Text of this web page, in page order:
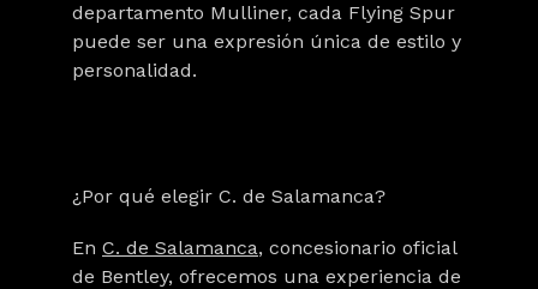
departamento Mulliner, cada Flying Spur
puede ser una expresión única de estilo y
personalidad.
¿Por qué elegir C. de Salamanca?
En C. de Salamanca, concesionario oficial
de Bentley, ofrecemos una experiencia de